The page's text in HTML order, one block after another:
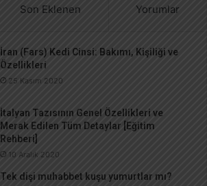
Son Eklenen Yorumlar
İran (Fars) Kedi Cinsi: Bakımı, Kişiliği ve
Özellikleri
25 Kasım 2020
İtalyan Tazısının Genel Özellikleri ve
Merak Edilen Tüm Detaylar [Eğitim
Rehberi]
10 Aralık 2020
Tek dişi muhabbet kuşu yumurtlar mı?